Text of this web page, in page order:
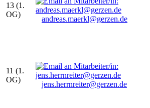
13 (1.
OG)
andreas.maerkl@gerzen.de
11 (1.
OG)
jens.herrnreiter@gerzen.de